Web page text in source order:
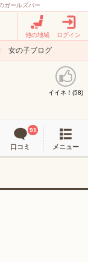
ガールズバー
他の地域 ログイン
女の子ブログ
イイネ！(58)
口コミ
91
メニュー